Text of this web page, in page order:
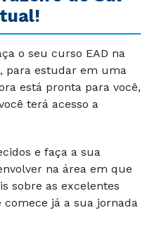
o seu curso EAD na
para estudar em uma
está pronta para você,
terá acesso a
e faça a sua
na área em que
sobre as excelentes
já a sua jornada